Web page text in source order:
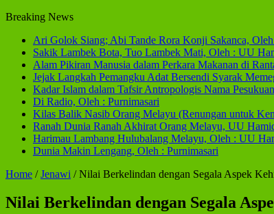
Breaking News
Ari Golok Siang; Abi Tande Rora Konji Sakanca,
Sakik Lambek Bota, Tuo Lambek Mati, Oleh : UU
Alam Pikiran Manusia dalam Perkara Makanan di
Jejak Langkah Pemangku Adat Bersendi Syarak
Kadar Islam dalam Tafsir Antropologis Nama
Di Radio, Oleh : Purnimasari
Kilas Balik Nasib Orang Melayu (Renungan untuk
Ranah Dunia Ranah Akhirat Orang Melayu, UU
Harimau Lambang Hulubalang Melayu, Oleh : UU
Dunia Makin Lengang, Oleh : Purnimasari
Home / Jenawi / Nilai Berkelindan dengan Segala Aspek
Nilai Berkelindan dengan Segala